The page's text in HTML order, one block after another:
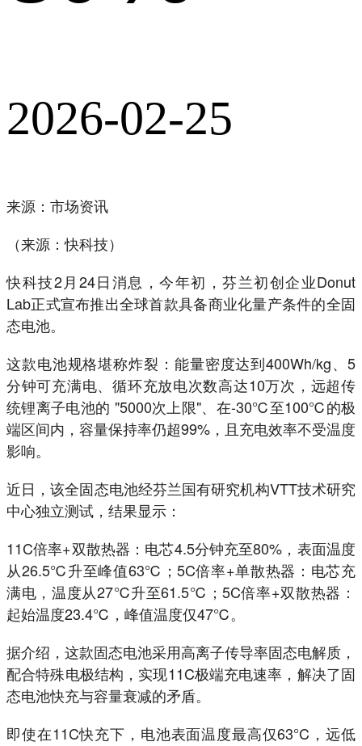
2026-02-25
来源：市场资讯
（来源：快科技）
快科技2月24日消息，今年初，芬兰初创企业Donut
Lab正式宣布推出全球首款具备商业化量产条件的全固
态电池。
这款电池规格堪称炸裂：能量密度达到400Wh/kg、5
分钟可充满电、循环充放电次数高达10万次，远超传
统锂离子电池的 "5000次上限"、在-30℃至100℃的极
端区间内，容量保持率仍超99%，且充电效率不受温度
影响。
近日，该全固态电池经芬兰国有研究机构VTT技术研究
中心独立测试，结果显示：
11C倍率+双散热器：电芯4.5分钟充至80%，表面温度
从26.5℃升至峰值63℃；5C倍率+单散热器：电芯充
满电，温度从27℃升至61.5℃；5C倍率+双散热器：
起始温度23.4℃，峰值温度仅47℃。
据介绍，这款固态电池采用高离子传导率固态电解质，
配合特殊电极结构，实现11C极端充电速率，解决了固
态电池快充与容量衰减的矛盾。
即使在11C快充下，电池表面温度最高仅63°C，远低